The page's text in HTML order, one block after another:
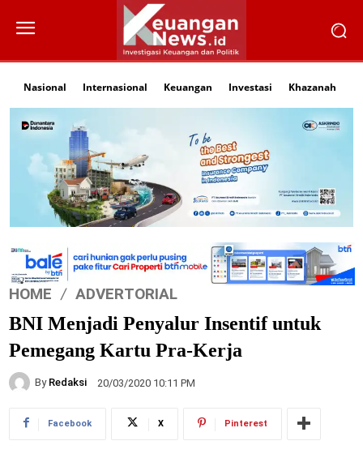
Nasional Internasional Keuangan Investasi Khazanah
HOME ADVERTORIAL
BNI Menjadi Penyalur Insentif untuk
Pemegang Kartu Pra-Kerja
By Redaksi 20/03/2020 10:11 PM
Facebook X Pinterest